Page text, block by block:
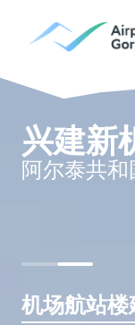
场
发
展兴建新
阿尔泰共
机场航站楼